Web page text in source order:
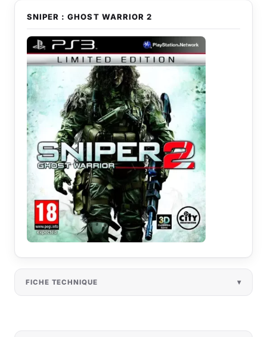
SNIPER : GHOST WARRIOR 2
FICHE TECHNIQUE